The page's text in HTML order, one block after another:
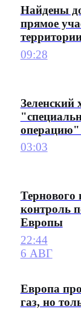
Найдены
прямое
09:28
Зеленский
операцию"
03:03
Тернового
контроль
Европы
22:44
6 АВГ
Европа
газ, но